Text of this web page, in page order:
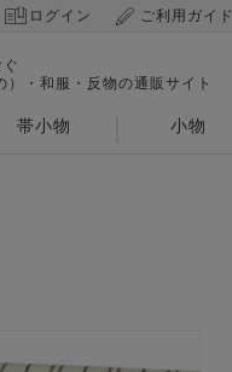
ログイン ご利用ガイド
・和服・反物の通販サイト
帯小物 小物